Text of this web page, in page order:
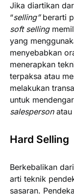
Jika diartikan
“selling”berarti
soft selling
yang
menyebabkan
menerapkan
terpaksa atau
melakukan
untuk
salespersonatau
Hard Selling
Berkebalikan dari
arti teknik
sasaran.